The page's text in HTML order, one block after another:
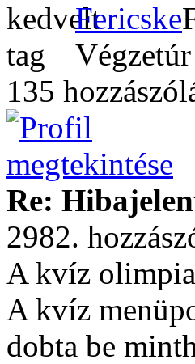
Fericske
135
Re:
2982.
A kvíz
A kvíz
dobta be